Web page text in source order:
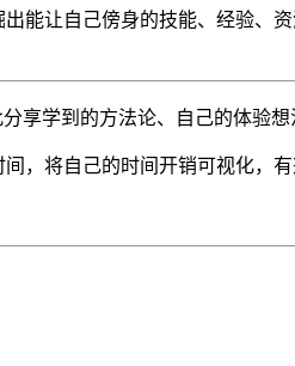
能让自己傍身的技能、经验、
享学到的方法论、自己的体验
，将自己的时间开销可视化，